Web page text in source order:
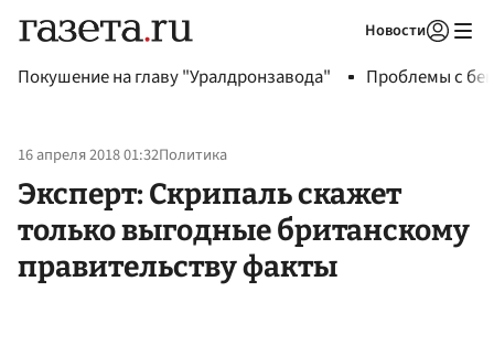
Новости
Покушение на главу "Уралдронзавода" Проблемы с
16 апреля 2018 01:32Политика
Эксперт: Скрипаль скажет
только выгодные британскому
правительству факты